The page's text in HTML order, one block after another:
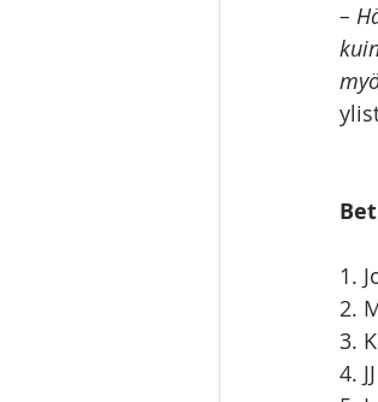
–
1.
2.
3.
4.